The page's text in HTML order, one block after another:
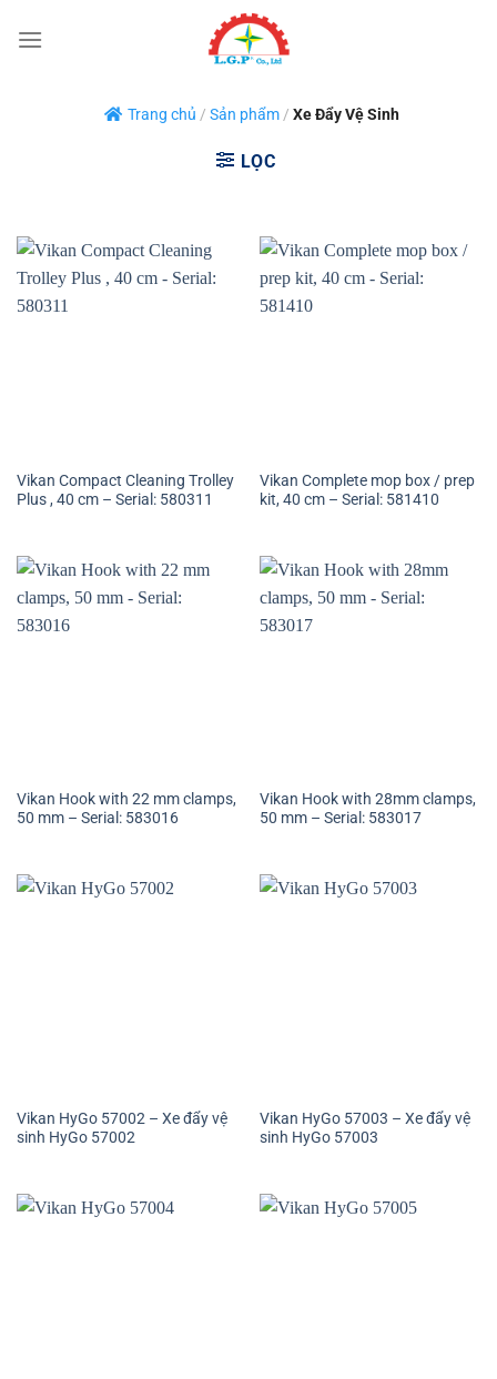
qua
Trang chủ / Sản phẩm / Xe Đẩy Vệ Sinh
LỌC
Vikan Compact Cleaning Trolley
Plus , 40 cm – Serial: 580311
Vikan Complete mop box / prep
kit, 40 cm – Serial: 581410
Vikan Hook with 22 mm clamps,
50 mm – Serial: 583016
Vikan Hook with 28mm clamps,
50 mm – Serial: 583017
Vikan HyGo 57002 – Xe đẩy vệ
sinh HyGo 57002
Vikan HyGo 57003 – Xe đẩy vệ
sinh HyGo 57003